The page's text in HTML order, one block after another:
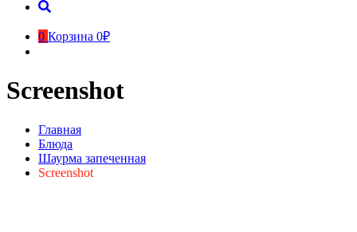
0 Корзина 0₽
Screenshot
Главная
Блюда
Шаурма запеченная
Screenshot